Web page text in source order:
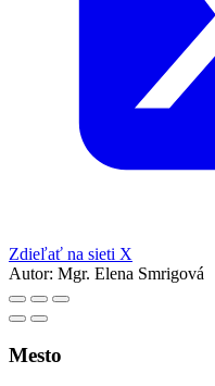
Zdieľať na sieti X
Autor: Mgr. Elena Smrigová
Mesto